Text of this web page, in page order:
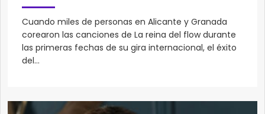
Cuando miles de personas en Alicante y Granada
corearon las canciones de La reina del flow durante
las primeras fechas de su gira internacional, el éxito
del...